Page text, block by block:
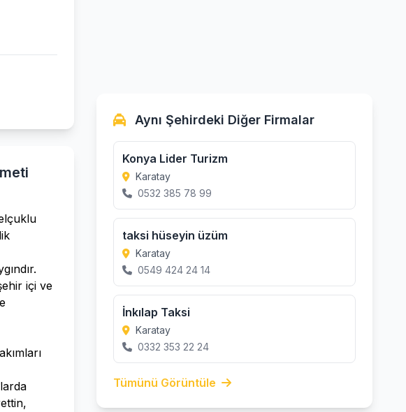
içi ve
Aynı Şehirdeki Diğer Firmalar
Konya Lider Turizm
Karatay
0532 385 78 99
taksi hüseyin üzüm
Karatay
0549 424 24 14
İnkılap Taksi
Karatay
0332 353 22 24
Tümünü Görüntüle